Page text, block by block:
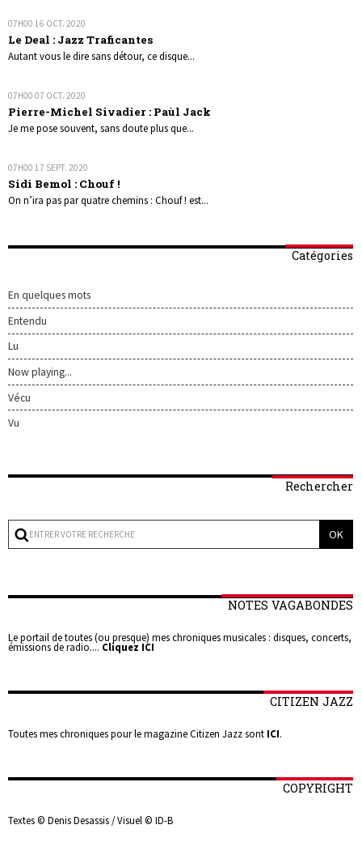
07H00 16 OCT. 2020
Le Deal : Jazz Traficantes
Autant vous le dire sans détour, ce disque...
07H00 07 OCT. 2020
Pierre-Michel Sivadier : Paùl Jack
Je me pose souvent, sans doute plus que...
07H00 17 SEPT. 2020
Sidi Bemol : Chouf !
On n’ira pas par quatre chemins : Chouf ! est...
Catégories
En quelques mots
Entendu
Lu
Now playing...
Vécu
Vu
Rechercher
NOTES VAGABONDES
Le portail de toutes (ou presque) mes chroniques musicales : disques, concerts,
émissions de radio.... Cliquez ICI
CITIZEN JAZZ
Toutes mes chroniques pour le magazine Citizen Jazz sont ICI.
COPYRIGHT
Textes © Denis Desassis / Visuel © ID-B